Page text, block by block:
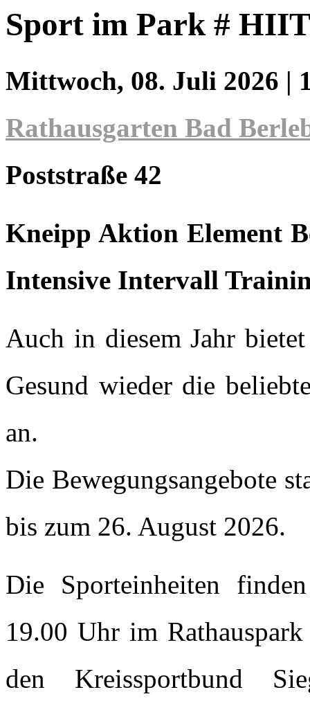
Sport im Park #
Mittwoch, 08. Juli 2026 |
Rathausgarten Bad
Poststraße 42
Kneipp Aktion Element
Intensive Intervall
Auch in diesem Jahr
Gesund wieder die
an.
Die Bewegungsangebote
bis zum 26. August 2026.
Die Sporteinheiten
19.00 Uhr im
den Kreissportbund